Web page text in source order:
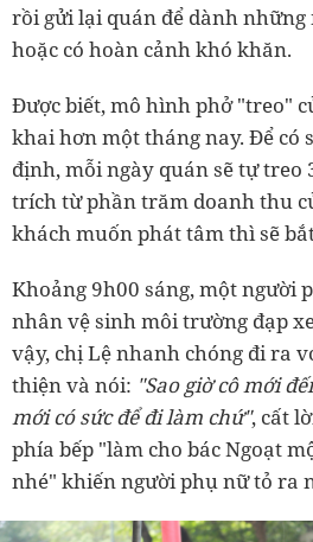
rồi gửi lại quán để dành những
hoặc có hoàn cảnh khó khăn.
Được biết, mô hình phở "treo"
khai hơn một tháng nay. Để có
định, mỗi ngày quán sẽ tự treo
trích từ phần trăm doanh thu
khách muốn phát tâm thì sẽ
Khoảng 9h00 sáng, một người
nhân vệ sinh môi trường đạp
vậy, chị Lệ nhanh chóng đi ra
thiện và nói: "Sao giờ cô mới
mới có sức để đi làm chứ", cất
phía bếp "làm cho bác Ngoạt
nhé" khiến người phụ nữ tỏ ra